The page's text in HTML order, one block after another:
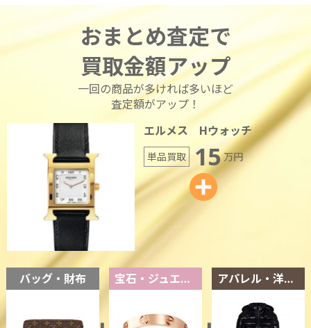
おまとめ査定で
買取金額アップ
一回の商品が多ければ多いほど
査定額がアップ！
エルメス Hウォッチ
単品買取 15万円
バッグ・財布 宝石・ジュエリー アパレル・洋服・靴